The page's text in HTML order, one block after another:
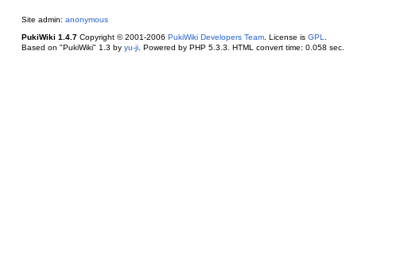
Site admin: anonymous
PukiWiki 1.4.7Copyright © 2001-2006 PukiWiki Developers Team. License is GPL
Based on "PukiWiki" 1.3 by yu-ji. Powered by PHP 5.3.3. HTML convert time: 0.058 sec.